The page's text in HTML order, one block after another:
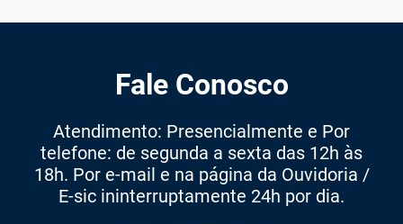
Fale Conosco
Atendimento: Presencialmente e Por
telefone: de segunda a sexta das 12h às
18h. Por e-mail e na página da Ouvidoria /
E-sic ininterruptamente 24h por dia.